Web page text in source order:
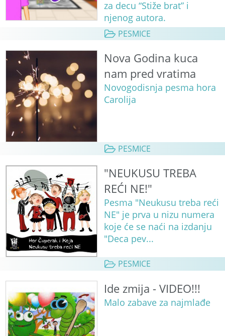
za decu “Stiže brat” i
njenog autora.
PESMICE
Nova Godina kuca
nam pred vratima
Novogodisnja pesma hora
Carolija
PESMICE
"NEUKUSU TREBA
REĆI NE!"
Pesma "Neukusu treba reći
NE" je prva u nizu numera
koje će se naći na izdanju
"Deca pev...
PESMICE
Ide zmija - VIDEO!!!
Malo zabave za najmlađe